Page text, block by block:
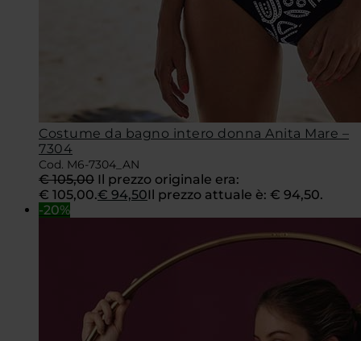
Costume da bagno intero donna Anita Mare –
7304
Cod. M6-7304_AN
€105,00 Il prezzo originale era:
€ 105,00.€ 94,50Il prezzo attuale è: € 94,50.
-20%